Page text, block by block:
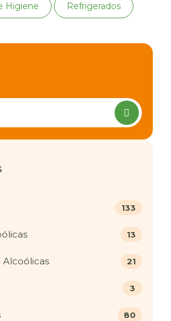
Higiene Refrigerados
133
13
Alcoólicas 21
3
80